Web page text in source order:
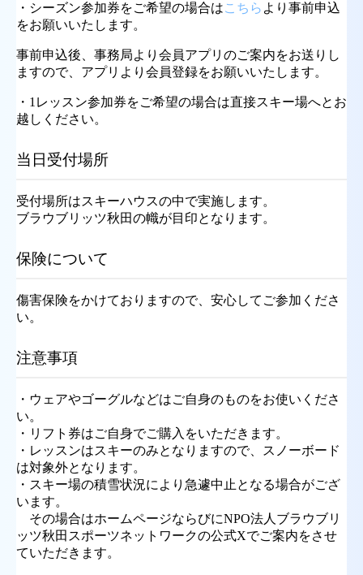
・シーズン参加券をご希望の場合はこちら より事前申込
をお願いいたします。
事前申込後、事務局より会員アプリのご案内をお送りし
ますので、アプリより会員登録をお願いいたします。
・1レッスン参加券をご希望の場合は直接スキー場へとお
越しください。
当日受付場所
受付場所はスキーハウスの中で実施します。
ブラウブリッツ秋田の幟が目印となります。
保険について
傷害保険をかけておりますので、安心してご参加くださ
い。
注意事項
・ウェアやゴーグルなどはご自身のものをお使いくださ
い。
・リフト券はご自身でご購入をいただきます。
・レッスンはスキーのみとなりますので、スノーボード
は対象外となります。
・スキー場の積雪状況により急遽中止となる場合がござ
います。
その場合はホームページならびにNPO法人ブラウブリ
ッツ秋田スポーツネットワークの公式Xでご案内をさせ
ていただきます。